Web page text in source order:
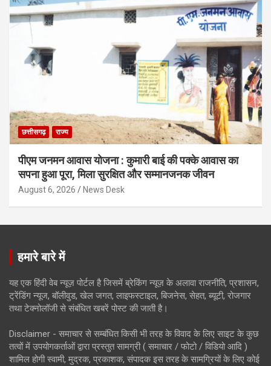
छत्तीसगढ़ राज्य
पीएम जनमन आवास योजना : कुमारी बाई की पक्के आवास का
सपना हुआ पूरा, मिला सुरक्षित और सम्मानजनक जीवन
August 6, 2026 News Desk
हमारे बारे में
यह एक हिंदी वेब न्यूज़ पोर्टल है जिसमें ब्रेकिंग न्यूज़ के अलावा राजनीति, प्रशासन,
ट्रेंडिंग न्यूज, बॉलीवुड, खेल जगत, लाइफस्टाइल, बिजनेस, सेहत, ब्यूटी, रोजगार
तथा टेक्नोलॉजी से संबंधित खबरें पोस्ट की जाती है।
Disclaimer - समाचार से सम्बंधित किसी भी तरह के विवाद के लिए साइट के कुछ
तत्वों में उपयोगकर्ताओं द्वारा प्रस्तुत सामग्री ( समाचार / फोटो / विडियो आदि )
शामिल होगी स्वामी, मुद्रक, प्रकाशक, संपादक इस तरह के सामग्रियों के लिए कोई